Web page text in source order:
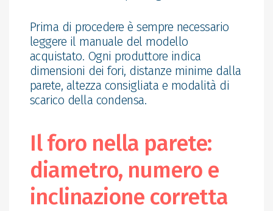
Prima di procedere è sempre necessario
leggere il manuale del modello
acquistato. Ogni produttore indica
dimensioni dei fori, distanze minime dalla
parete, altezza consigliata e modalità di
scarico della condensa.
Il foro nella parete:
diametro, numero e
inclinazione corretta